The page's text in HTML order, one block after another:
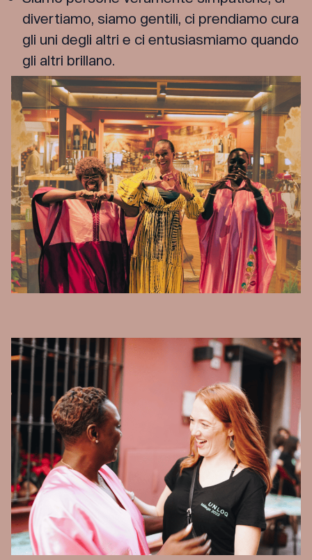
divertiamo, siamo gentili, ci prendiamo cura
gli uni degli altri e ci entusiasmiamo quando
gli altri brillano.